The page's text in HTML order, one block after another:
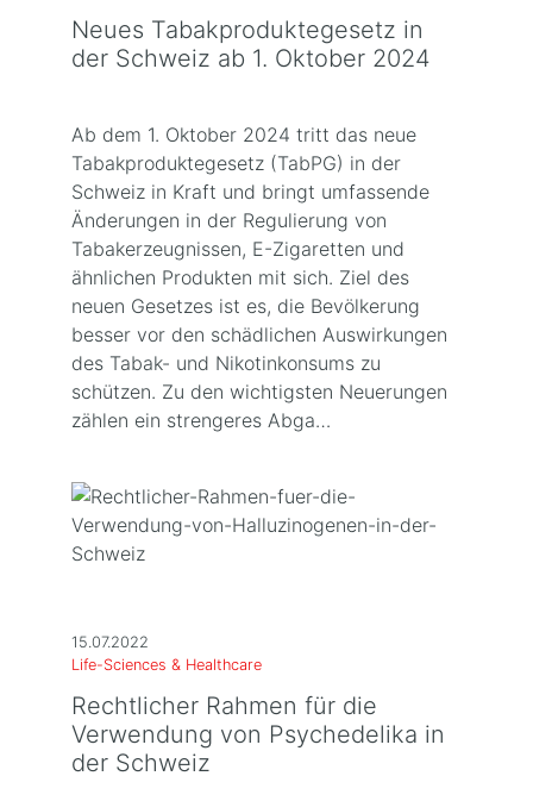
Neues Tabakproduktegesetz in
der Schweiz ab 1. Oktober 2024
Ab dem 1. Oktober 2024 tritt das neue
Tabakproduktegesetz (TabPG) in der
Schweiz in Kraft und bringt umfassende
Änderungen in der Regulierung von
Tabakerzeugnissen, E-Zigaretten und
ähnlichen Produkten mit sich. Ziel des
neuen Gesetzes ist es, die Bevölkerung
besser vor den schädlichen Auswirkungen
des Tabak- und Nikotinkonsums zu
schützen. Zu den wichtigsten Neuerungen
zählen ein strengeres Abga…
15.07.2022
Life-Sciences & Healthcare
Rechtlicher Rahmen für die
Verwendung von Psychedelika in
der Schweiz